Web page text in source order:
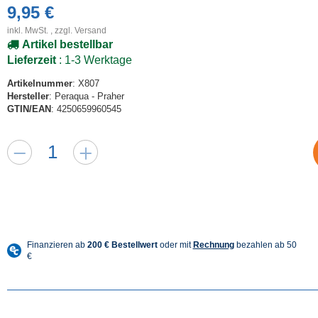
9,95 €
inkl. MwSt. , zzgl. Versand
Artikel bestellbar
Lieferzeit : 1-3 Werktage
Artikelnummer: X807
Hersteller: Peraqua - Praher
GTIN/EAN : 4250659960545